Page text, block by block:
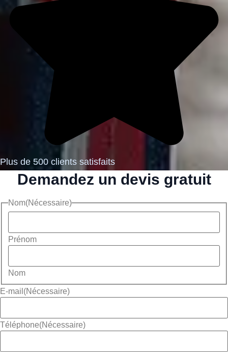
Plus de 500 clients satisfaits
Demandez un devis gratuit
Nom(Nécessaire)
Prénom
Nom
E-mail (Nécessaire)
Téléphone(Nécessaire)